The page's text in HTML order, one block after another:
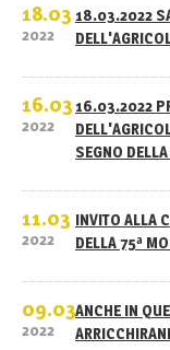
18.03
2022
18.03.2022
16.03
2022
16.03.2022
SEGNO
11.03
2022
INVITO ALLA
DELLA 75ª
09.03
2022
ANCHE IN